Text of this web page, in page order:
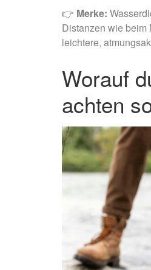
👉 Merke:
Distanzen wie beim
leichtere,
Worauf
achten